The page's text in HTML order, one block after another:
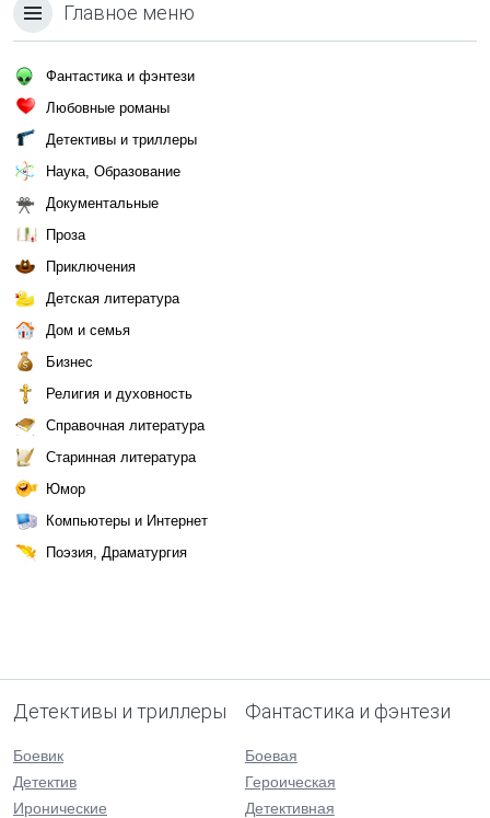
Главное меню
Фантастика и фэнтези
Любовные романы
Детективы и триллеры
Наука, Образование
Документальные
Проза
Приключения
Детская литература
Дом и семья
Бизнес
Религия и духовность
Справочная литература
Старинная литература
Юмор
Компьютеры и Интернет
Поэзия, Драматургия
Детективы и триллеры
Боевик
Детектив
Иронические
Фантастика и фэнтези
Боевая
Героическая
Детективная